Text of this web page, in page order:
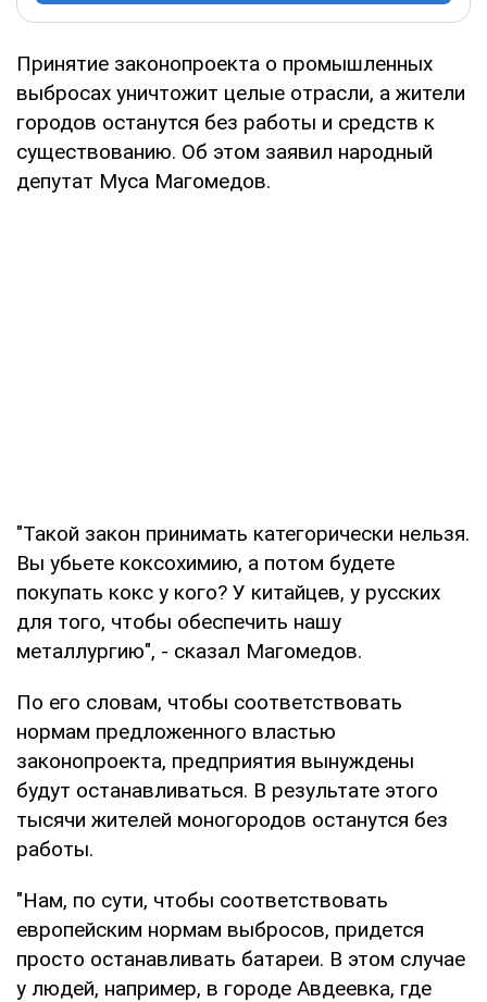
Принятие законопроекта о промышленных
выбросах уничтожит целые отрасли, а жители
городов останутся без работы и средств к
существованию. Об этом заявил народный
депутат Муса Магомедов.
"Такой закон принимать категорически нельзя.
Вы убьете коксохимию, а потом будете
покупать кокс у кого? У китайцев, у русских
для того, чтобы обеспечить нашу
металлургию", - сказал Магомедов.
По его словам, чтобы соответствовать
нормам предложенного властью
законопроекта, предприятия вынуждены
будут останавливаться. В результате этого
тысячи жителей моногородов останутся без
работы.
"Нам, по сути, чтобы соответствовать
европейским нормам выбросов, придется
просто останавливать батареи. В этом случае
у людей, например, в городе Авдеевка, где